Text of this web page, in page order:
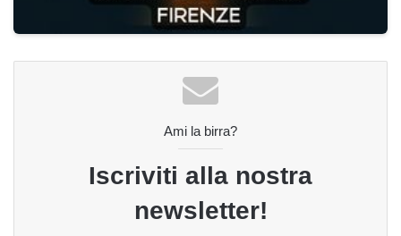
Ami la birra?
Iscriviti alla nostra
newsletter!